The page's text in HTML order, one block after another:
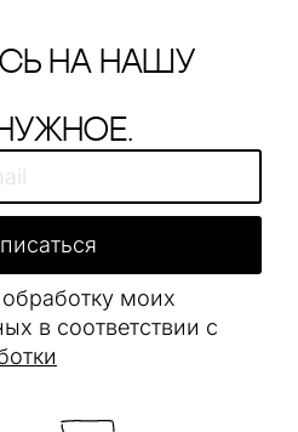
на нашу
моих
в соответствии с